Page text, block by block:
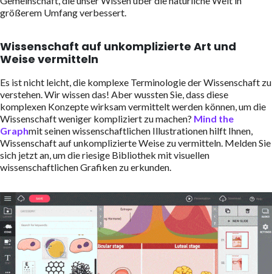
größerem Umfang verbessert.
Wissenschaft auf unkomplizierte Art und
Weise vermitteln
Es ist nicht leicht, die komplexe Terminologie der Wissenschaft zu
verstehen. Wir wissen das! Aber wussten Sie, dass diese
komplexen Konzepte wirksam vermittelt werden können, um die
Wissenschaft weniger kompliziert zu machen? Mind the
Graphmit seinen wissenschaftlichen Illustrationen hilft Ihnen,
Wissenschaft auf unkomplizierte Weise zu vermitteln. Melden Sie
sich jetzt an, um die riesige Bibliothek mit visuellen
wissenschaftlichen Grafiken zu erkunden.